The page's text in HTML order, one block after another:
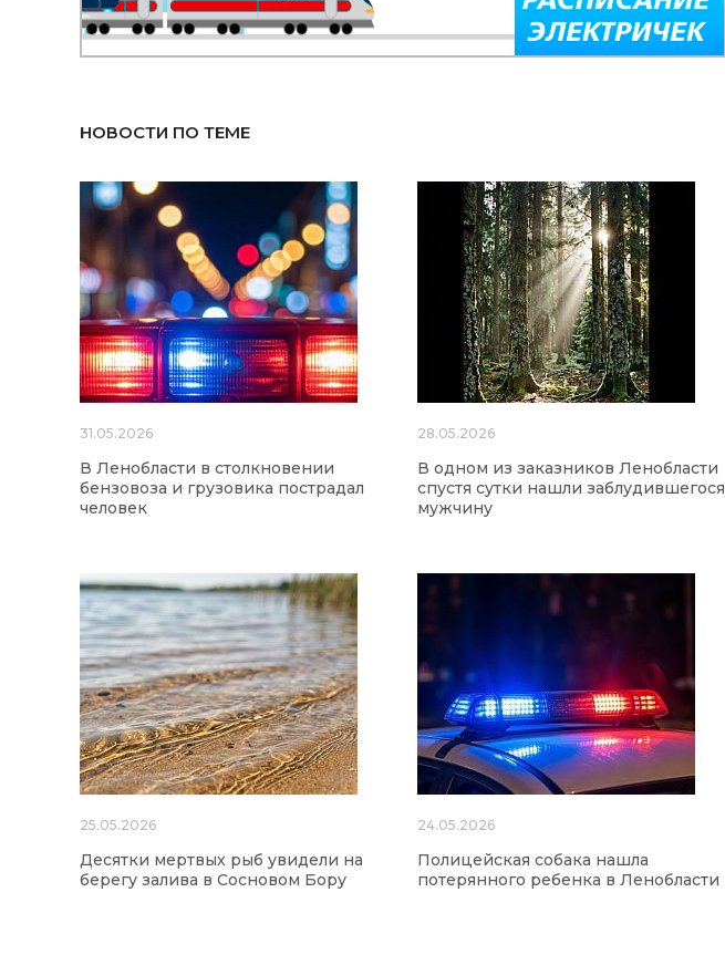
НОВОСТИ ПО ТЕМЕ
31.05.2026
В Ленобласти в столкновении
бензовоза и грузовика пострадал
человек
28.05.2026
В одном из заказников Ленобласти
спустя сутки нашли заблудившегося
мужчину
25.05.2026
Десятки мертвых рыб увидели на
берегу залива в Сосновом Бору
24.05.2026
Полицейская собака нашла
потерянного ребенка в Ленобласти